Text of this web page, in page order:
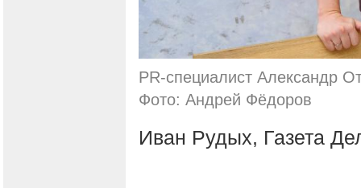
PR-специалист Александр
Фото: Андрей Фёдоров
Иван Рудых, Газета